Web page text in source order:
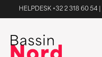
HELPDESK +32 2 318 60 54